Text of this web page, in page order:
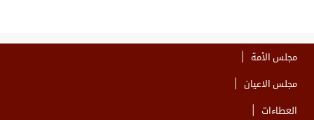
مجلس الأمة
مجلس الاعيان
العطاءات